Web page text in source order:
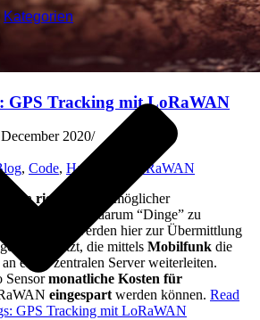
Kategorien
GPS Tracking mit LoRaWAN
2020
, Code, Hardware
LoRaWAN
einriesiges Feld
möglicher
. Häufig geht es darum “Dinge” zu
Umfeld werden hier zur Übermittlung
eingesetzt, die mittels Mobilfunk die
einen zentralen Server weiterleiten.
Sensormonatliche Kosten für
eingespart werden können. Read
GPS Tracking mit LoRaWAN